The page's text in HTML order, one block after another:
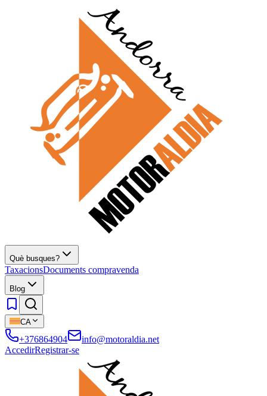
Què busques?
TaxacionsDocuments compravenda
Blog
CA
+376864904
info@motoraldia.net
AccedirRegistrar-se